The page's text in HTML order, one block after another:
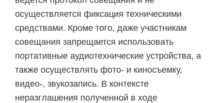
осуществляется фиксация техническими
средствами. Кроме того, даже участникам
совещания запрещается использовать
портативные аудиотехнические устройства, а
также осуществлять фото- и киносъемку,
видео-, звукозапись. В контексте
неразглашения полученной в ходе